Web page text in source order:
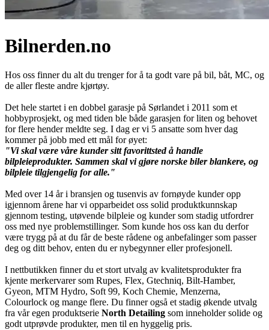
Bilnerden.no
Hos oss finner du alt du trenger for å ta godt vare på bil, båt, MC, og
de aller fleste andre kjørtøy.
Det hele startet i en dobbel garasje på Sørlandet i 2011 som et
hobbyprosjekt, og med tiden ble både garasjen for liten og behovet
for flere hender meldte seg. I dag er vi 5 ansatte som hver dag
kommer på jobb med ett mål for øyet:
"Vi skal være våre kunder sitt favorittsted å handle
bilpleieprodukter. Sammen skal vi gjøre norske biler blankere, og
bilpleie tilgjengelig for alle."
Med over 14 år i bransjen og tusenvis av fornøyde kunder opp
igjennom årene har vi opparbeidet oss solid produktkunnskap
gjennom testing, utøvende bilpleie og kunder som stadig utfordrer
oss med nye problemstillinger. Som kunde hos oss kan du derfor
være trygg på at du får de beste rådene og anbefalinger som passer
deg og ditt behov, enten du er nybegynner eller profesjonell.
I nettbutikken finner du et stort utvalg av kvalitetsprodukter fra
kjente merkervarer som Rupes, Flex, Gtechniq, Bilt-Hamber,
Gyeon, MTM Hydro, Soft 99, Koch Chemie, Menzerna,
Colourlock og mange flere. Du finner også et stadig økende utvalg
fra vår egen produktserie North Detailing som inneholder solide og
godt utprøvde produkter, men til en hyggelig pris.